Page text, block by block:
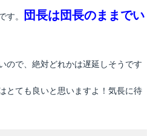
す。
団長は団長のままでい
ので、絶対どれかは遅延しそうです
とても良いと思いますよ！気長に待